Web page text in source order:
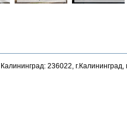
236022,